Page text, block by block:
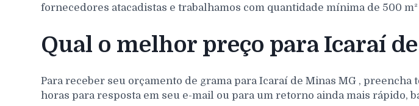
fornecedores atacadistas e trabalhamos com quantidade mínima de 500
Qual o melhor preço para Icaraí
Para receber seu orçamento de grama para Icaraí de Minas MG , preencha
horas para resposta em seu e-mail ou para um retorno ainda mais rápido,